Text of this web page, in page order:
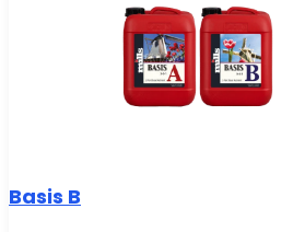
Basis B